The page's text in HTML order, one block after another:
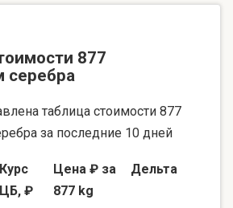
877
серебра
таблица стоимости 877
за последние 10 дней
Курс
ЦБ, ₽
Цена ₽ за
877 kg
Дельта